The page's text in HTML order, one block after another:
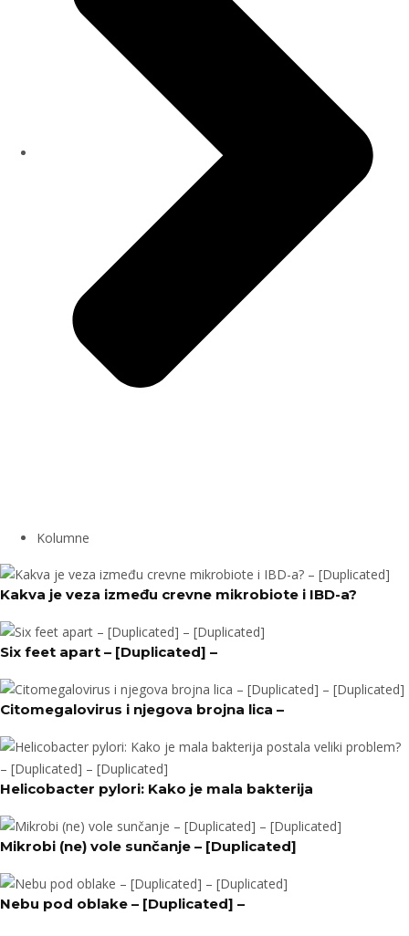
Kolumne
Kakva je veza između crevne mikrobiote i IBD-a?
Six feet apart – [Duplicated] –
Citomegalovirus i njegova brojna lica –
Helicobacter pylori: Kako je mala bakterija
Mikrobi (ne) vole sunčanje – [Duplicated]
Nebu pod oblake – [Duplicated] –